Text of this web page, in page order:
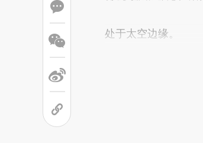
处于太空边缘。